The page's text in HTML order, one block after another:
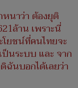
นาว่า ต้องยุติ
ล้าน เพราะนี่
โยชน์ที่คนไทยจะ
ป็นระบบ และ จาก
ฉันบอกได้เลยว่า